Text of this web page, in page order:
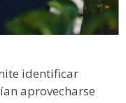
identificar
aprovecharse